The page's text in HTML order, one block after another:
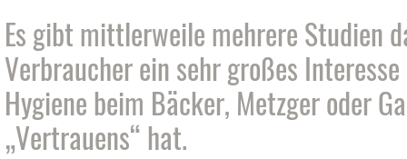
Es gibt mittlerweile mehrere Studien
Verbraucher ein sehr großes
Hygiene beim Bäcker, Metzger oder
„Vertrauens“ hat.